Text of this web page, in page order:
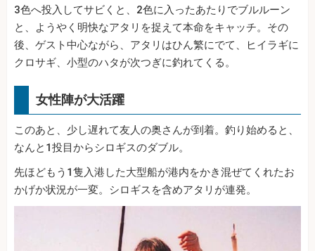
3色へ投入してサビくと、2色に入ったあたりでブルルーン
と、ようやく明快なアタリを捉えて本命をキャッチ。その
後、ゲスト中心ながら、アタリはひん繁にでて、ヒイラギに
クロサギ、小型のハタが次つぎに釣れてくる。
女性陣が大活躍
このあと、少し遅れて友人の奥さんが到着。釣り始めると、
なんと1投目からシロギスのダブル。
先ほどもう1隻入港した大型船が港内をかき混ぜてくれたお
かげか状況が一変。シロギスを含めアタリが連発。